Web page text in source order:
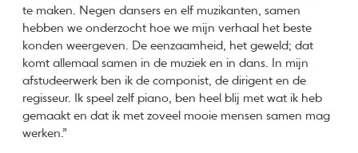
te maken. Negen dansers en elf muzikanten, samen
hebben we onderzocht hoe we mijn verhaal het beste
konden weergeven. De eenzaamheid, het geweld; dat
komt allemaal samen in de muziek en in dans. In mijn
afstudeerwerk ben ik de componist, de dirigent en de
regisseur. Ik speel zelf piano, ben heel blij met wat ik heb
gemaakt en dat ik met zoveel mooie mensen samen mag
werken.”